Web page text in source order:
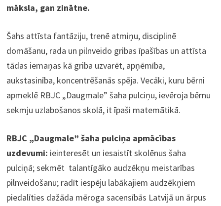
māksla, gan zinātne.
Šahs attīsta fantāziju, trenē atmiņu, disciplinē
domāšanu, rada un pilnveido gribas īpašības un attīsta
tādas iemaņas kā griba uzvarēt, apņēmība,
aukstasinība, koncentrēšanās spēja. Vecāki, kuru bērni
apmeklē RBJC „Daugmale” šaha pulciņu, ievēroja bērnu
sekmju uzlabošanos skolā, it īpaši matemātikā.
RBJC „Daugmale” šaha pulciņa apmācības
uzdevumi: ieinteresēt un iesaistīt skolēnus šaha
pulciņā; sekmēt talantīgāko audzēkņu meistarības
pilnveidošanu; radīt iespēju labākajiem audzēkņiem
piedalīties dažāda mēroga sacensībās Latvijā un ārpus